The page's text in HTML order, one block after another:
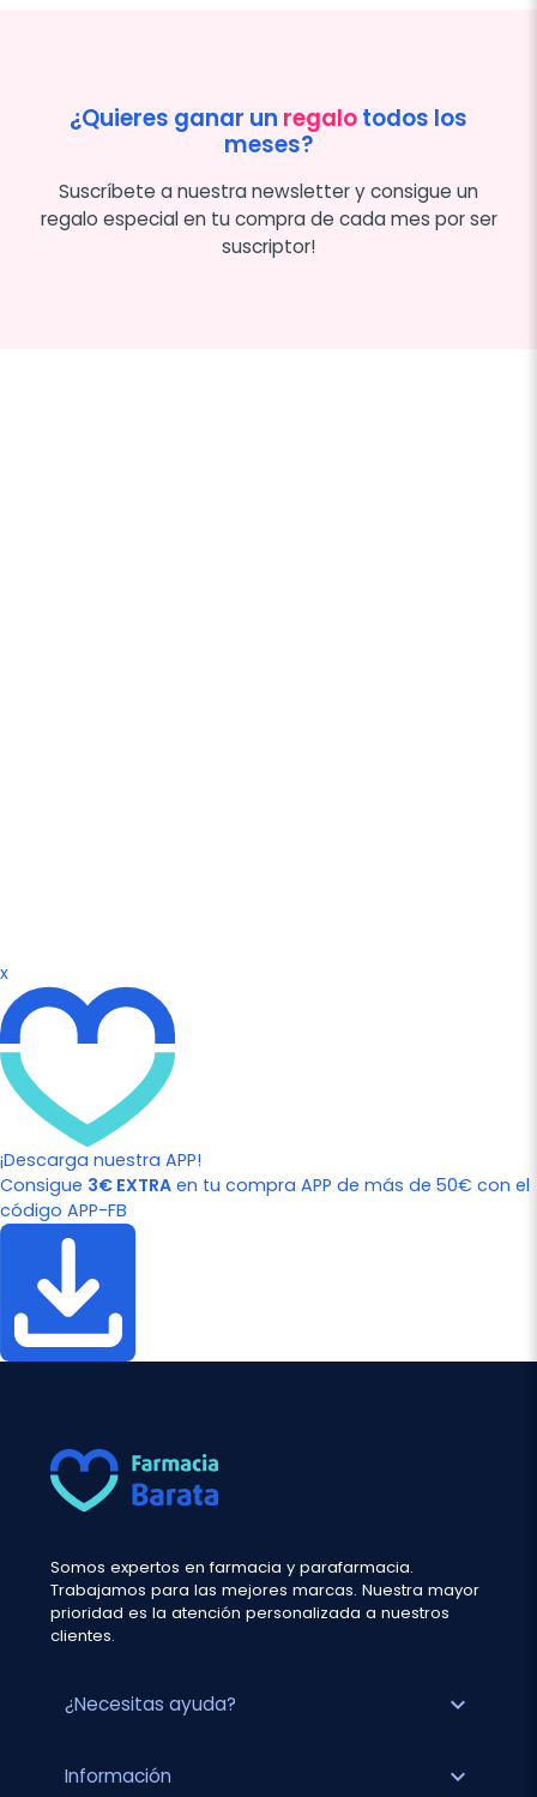
¿Quieres ganar un regalotodos los
meses?
Suscríbete a nuestra newsletter y consigue un
regalo especial en tu compra de cada mes por ser
suscriptor!
x
¡Descarga nuestra APP!
Consigue 3€ EXTRA en tu compra APP de más de 50€ con el
código APP-FB
Somos expertos en farmacia y parafarmacia.
Trabajamos para las mejores marcas. Nuestra mayor
prioridad es la atención personalizada a nuestros
clientes.
¿Necesitas ayuda? expand_more
Información expand_more